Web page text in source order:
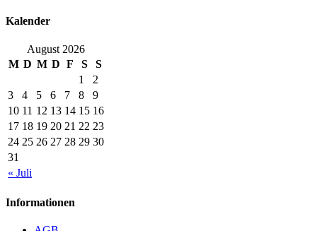
Kalender
August 2026
M D M D F S S
« Juli
1
2
3
4 5 6 7 8
9
10 11 12 13 14 15 16
17 18 19 20 21 22 23
24 25 26 27 28 29 30
31
Informationen